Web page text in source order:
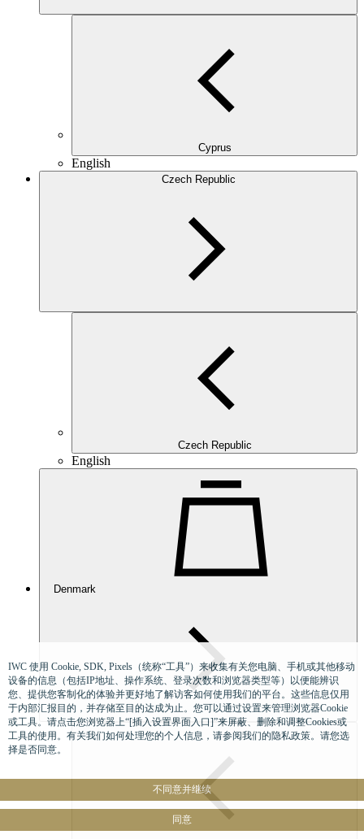
Cyprus
English
Czech Republic
Czech Republic
English
Denmark
IWC 使用 Cookie, SDK, Pixels（统称“工具”）来收集有关您电脑、手机或其他移动
设备的信息（包括IP地址、操作系统、登录次数和浏览器类型等）以便能辨识
您、提供您客制化的体验并更好地了解访客如何使用我们的平台。这些信息仅用
于内部汇报目的，并存储至目的达成为止。您可以通过设置来管理浏览器Cookie
或工具。请点击您浏览器上“[插入设置界面入口]”来屏蔽、删除和调整Cookies或
工具的使用。有关我们如何处理您的个人信息，请参阅我们的隐私政策。请您选
择是否同意。
不同意并继续
同意